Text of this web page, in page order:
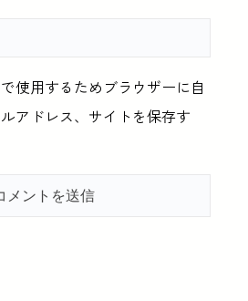
使用するためブラウザーに自
アドレス、サイトを保存す